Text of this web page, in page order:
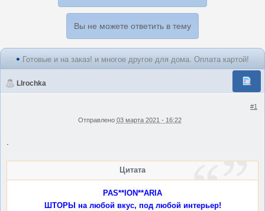
Вы не можете ответить в тему
Готовые и на заказ! и многое другое для дома. Оплата картой!
LIrochka
#1
Отправлено 03 марта 2021 - 16:22
.
Цитата
PAS**ION**ARIA
ШТОРЫ на любой вкус, под любой интерьер!